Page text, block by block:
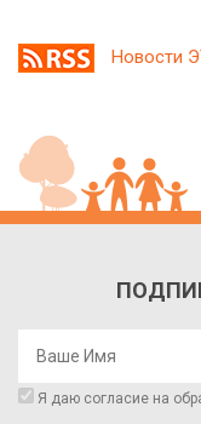
Новости
Я даю согласие на